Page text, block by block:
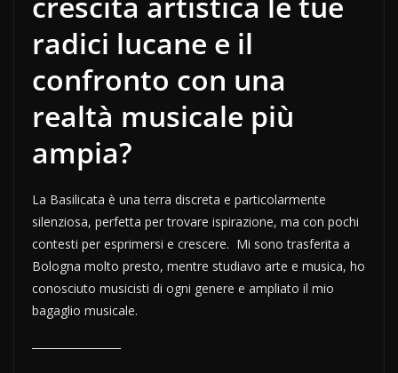
radici lucane e il
confronto con una
realtà musicale più
ampia?
La Basilicata è una terra discreta e particolarmente
silenziosa, perfetta per trovare ispirazione, ma con pochi
contesti per esprimersi e crescere. Mi sono trasferita a
Bologna molto presto, mentre studiavo arte e musica, ho
conosciuto musicisti di ogni genere e ampliato il mio
bagaglio musicale.